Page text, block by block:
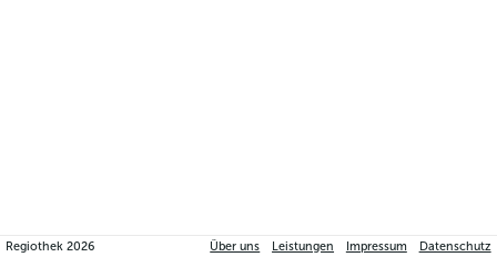
Regiothek2026 Über uns Leistungen Impressum Datenschutz